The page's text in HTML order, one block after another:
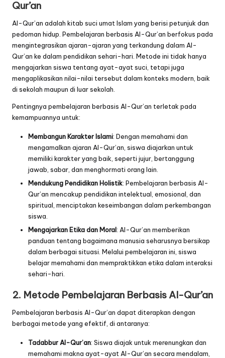
Qur’an
Al-Qur’an adalah kitab suci umat Islam yang berisi petunjuk dan
pedoman hidup. Pembelajaran berbasis Al-Qur’an berfokus pada
mengintegrasikan ajaran-ajaran yang terkandung dalam Al-
Qur’an ke dalam pendidikan sehari-hari. Metode ini tidak hanya
mengajarkan siswa tentang ayat-ayat suci, tetapi juga
mengaplikasikan nilai-nilai tersebut dalam konteks modern, baik
di sekolah maupun di luar sekolah.
Pentingnya pembelajaran berbasis Al-Qur’an terletak pada
kemampuannya untuk:
Membangun Karakter Islami: Dengan memahami dan
mengamalkan ajaran Al-Qur’an, siswa diajarkan untuk
memiliki karakter yang baik, seperti jujur, bertanggung
jawab, sabar, dan menghormati orang lain.
Mendukung Pendidikan Holistik: Pembelajaran berbasis Al-
Qur’an mencakup pendidikan intelektual, emosional, dan
spiritual, menciptakan keseimbangan dalam perkembangan
siswa.
Mengajarkan Etika dan Moral: Al-Qur’an memberikan
panduan tentang bagaimana manusia seharusnya bersikap
dalam berbagai situasi. Melalui pembelajaran ini, siswa
belajar memahami dan mempraktikkan etika dalam interaksi
sehari-hari.
2. Metode Pembelajaran Berbasis Al-Qur’an
Pembelajaran berbasis Al-Qur’an dapat diterapkan dengan
berbagai metode yang efektif, di antaranya:
Tadabbur Al-Qur’an: Siswa diajak untuk merenungkan dan
memahami makna ayat-ayat Al-Qur’an secara mendalam,